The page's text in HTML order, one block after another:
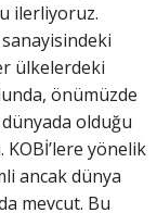
ilerliyoruz.
ülkelerdeki
önümüzde
olduğu
yönelik
ancak dünya
mevcut. Bu